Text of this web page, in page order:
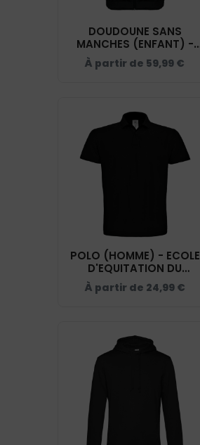
DOUDOUNE SANS
MANCHES (ENFANT) -
ECOLE D'EQUITATION DU
COQUET - K6115
À partir de 59,99 €
POLO (HOMME) - ECOLE
D'EQUITATION DU
COQUET - BCID1
À partir de 24,99 €